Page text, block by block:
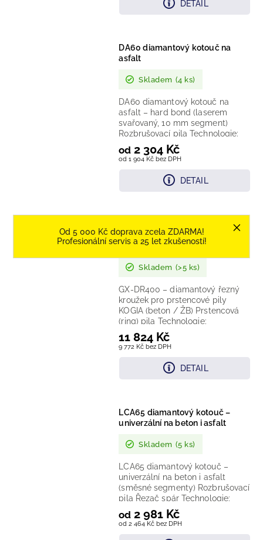
Od 5 000 Kč doprava zcela ZDARMA!
Profesionální servis a 25 let zkušeností!
DETAIL
DA60 diamantový kotouč na
asfalt
Skladem (4 ks)
od 1 904 Kč bez DPH
od 2 304 Kč
DETAIL
DA60 diamantový kotouč na
asfalt – hard bond (laserem
svařovaný, 10 mm segment)
Rozbrušovací pila Technologie:
hard-bond pojivo pro abrazivní
materiály,...
GX-DR400 – diamantový řezný
kroužek pro prstencové pily
KOGIA
Skladem (>5 ks)
9 772 Kč bez DPH
11 824 Kč
DETAIL
GX-DR400 – diamantový řezný
kroužek pro prstencové pily
KOGIA (beton / ŽB) Prstencová
(ring) pila Technologie:
systémové/rovnoměrné rozložení
diamantů pro...
LCA65 diamantový kotouč –
univerzální na beton i asfalt
Skladem (5 ks)
od 2 464 Kč bez DPH
od 2 981 Kč
LCA65 diamantový kotouč –
univerzální na beton i asfalt
(směsné segmenty) Rozbrušovací
pila Řezač spár Technologie:
laserem svařované segmenty,...